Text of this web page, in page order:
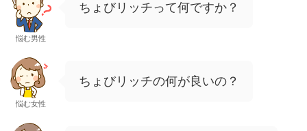
悩む男性
ちょびリッチって何ですか？
悩む女性
ちょびリッチの何が良いの？